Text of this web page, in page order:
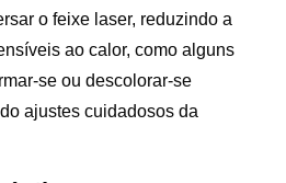
o feixe laser, reduzindo a
ao calor, como alguns
se ou descolorar-se
ajustes cuidadosos da